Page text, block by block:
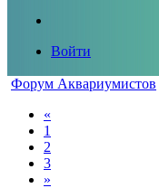
Войти
Форум Аквариумистов
«
1
2
3
»